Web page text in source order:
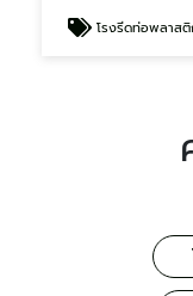
โรงรีดท่อพลาส